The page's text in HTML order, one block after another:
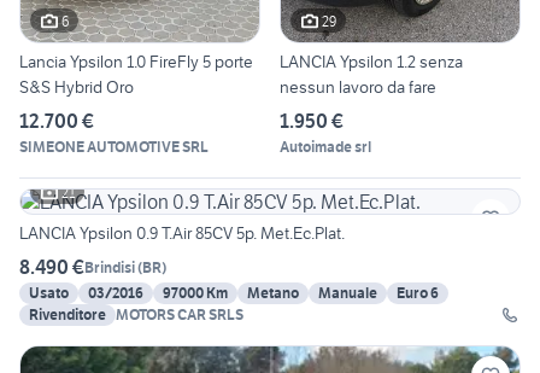
6
Lancia Ypsilon 1.0 FireFly 5 porte
S&S Hybrid Oro
12.700 €
SIMEONE AUTOMOTIVE SRL
29
LANCIA Ypsilon 1.2 senza
nessun lavoro da fare
1.950 €
Autoimade srl
21
LANCIA Ypsilon 0.9 T.Air 85CV 5p. Met.Ec.Plat.
8.490 €Brindisi(BR)
Usato
03/2016 97000 Km Metano Manuale
Euro 6
Rivenditore MOTORS CAR SRLS